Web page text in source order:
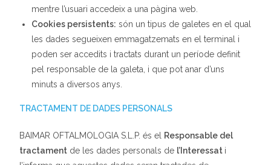
mentre l’usuari accedeix a una pàgina web.
Cookies persistents: són un tipus de galetes en el qual
les dades segueixen emmagatzemats en el terminal i
poden ser accedits i tractats durant un període definit
pel responsable de la galeta, i que pot anar d’uns
minuts a diversos anys.
TRACTAMENT DE DADES PERSONALS
BAIMAR OFTALMOLOGIA S.L.P. és el Responsable del
tractament de les dades personals de l’Interessat i